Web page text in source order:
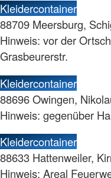
Kleidercontainer
88709 Meersburg,
Hinweis: vor der
Grasbeurerstr.
Kleidercontainer
88696 Owingen,
Hinweis: gegenüber
Kleidercontainer
88633 Hattenweiler,
Hinweis: Areal